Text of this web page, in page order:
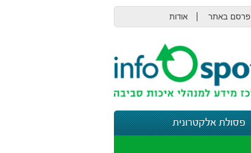
פרסם באתר אודות
פסולת אלקטרונית